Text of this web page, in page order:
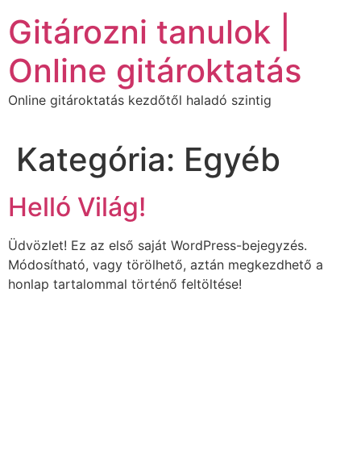
tartalomhoz
Gitározni tanulok |
Online gitároktatás
Online gitároktatás kezdőtől haladó szintig
Kategória: Egyéb
Helló Világ!
Üdvözlet! Ez az első saját WordPress-bejegyzés.
Módosítható, vagy törölhető, aztán megkezdhető a
honlap tartalommal történő feltöltése!